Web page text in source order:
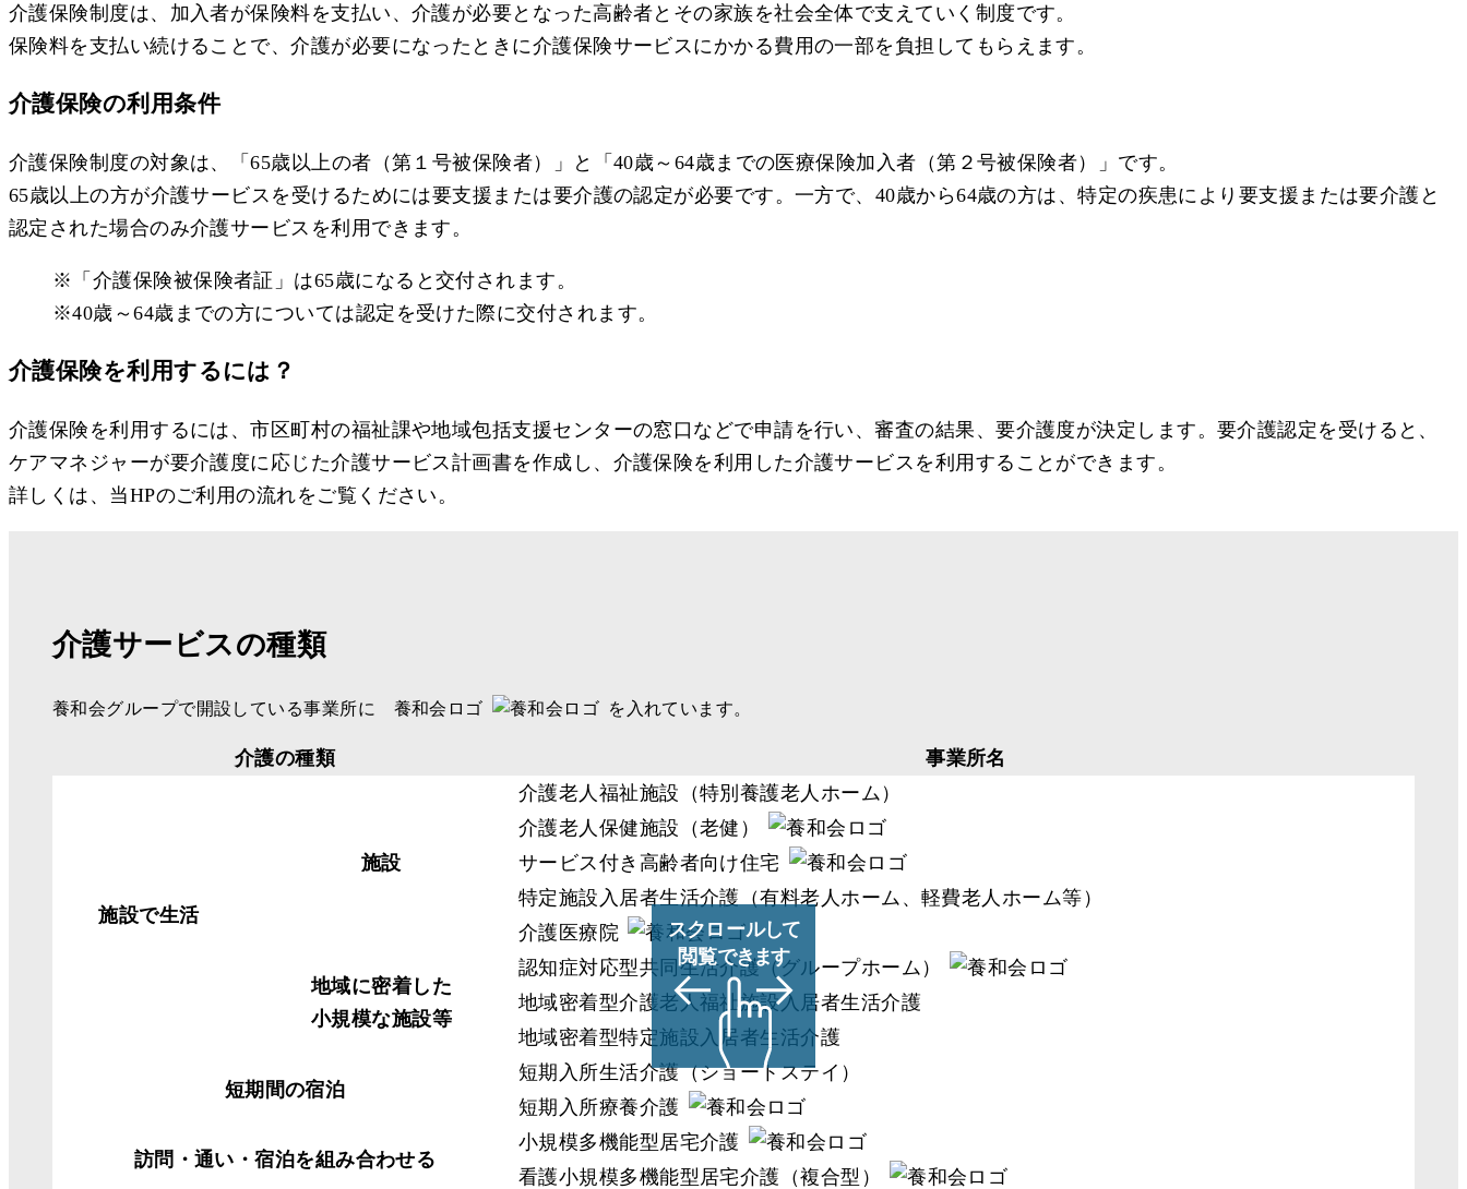
介護保険制度は、加入者が保険料を支払い、介護が必要となった高齢者とその家族を社会全体で支えていく制度です。
保険料を支払い続けることで、介護が必要になったときに介護保険サービスにかかる費用の一部を負担してもらえます。
介護保険の利用条件
介護保険制度の対象は、「65歳以上の者（第１号被保険者）」と「40歳～64歳までの医療保険加入者（第２号被保険者）」です。
65歳以上の方が介護サービスを受けるためには要支援または要介護の認定が必要です。一方で、40歳から64歳の方は、特定の疾患により要支援または要介護と
認定された場合のみ介護サービスを利用できます。
※「介護保険被保険者証」は65歳になると交付されます。
※40歳～64歳までの方については認定を受けた際に交付されます。
介護保険を利用するには？
介護保険を利用するには、市区町村の福祉課や地域包括支援センターの窓口などで申請を行い、審査の結果、要介護度が決定します。要介護認定を受けると、
ケアマネジャーが要介護度に応じた介護サービス計画書を作成し、介護保険を利用した介護サービスを利用することができます。
詳しくは、当HPのご利用の流れをご覧ください。
介護サービスの種類
養和会グループで開設している事業所に 養和会ロゴ を入れています。
介護の種類 事業所名
施設で生活
施設
介護老人福祉施設（特別養護老人ホーム）
介護老人保健施設（老健）
サービス付き高齢者向け住宅
特定施設入居者生活介護（有料老人ホーム、軽費老人ホーム等）
介護医療院
地域に密着した
小規模な施設等
認知症対応型共同生活介護（グループホーム）
地域密着型介護老人福祉施設入居者生活介護
地域密着型特定施設入居者生活介護
短期間の宿泊
短期入所生活介護（ショートステイ）
短期入所療養介護
訪問・通い・宿泊を組み合わせる
小規模多機能型居宅介護
看護小規模多機能型居宅介護（複合型）